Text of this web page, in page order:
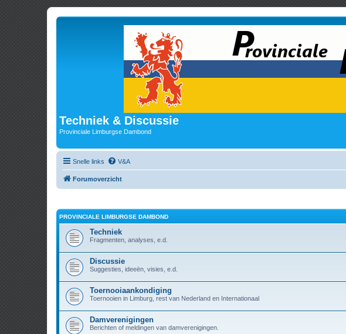
Techniek & Discussie
Provinciale Limburgse Dambond
Snelle links V&A
Forumoverzicht
PROVINCIALE LIMBURGSE DAMBOND
Techniek
Fragmenten, analyses, e.d.
Discussie
Suggesties, ideeën, visies, e.d.
Toernooiaankondiging
Toernooien in Limburg, rest van Nederland en Internationaal
Damverenigingen
Berichten of meldingen van damverenigingen.